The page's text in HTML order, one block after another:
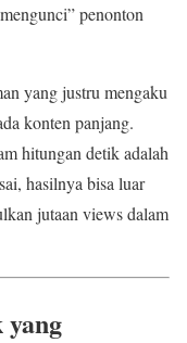
penonton
yang justru mengaku
konten panjang.
hitungan detik adalah
hasilnya bisa luar
jutaan views dalam